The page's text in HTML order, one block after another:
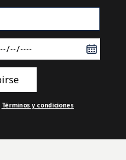
Términos y condiciones